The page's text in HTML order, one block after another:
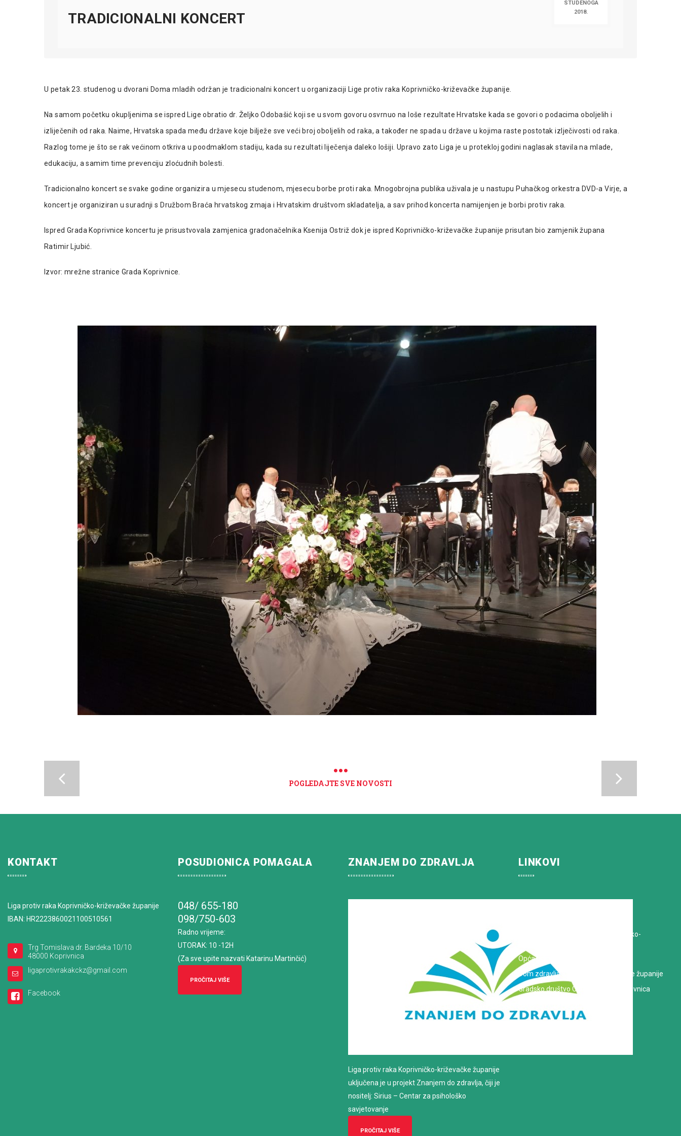
STUDENOGA
2018.
TRADICIONALNI KONCERT
U petak 23. studenog u dvorani Doma mladih održan je tradicionalni koncert u organizaciji Lige protiv raka Koprivničko-križevačke županije.
Na samom početku okupljenima se ispred Lige obratio dr. Željko Odobašić koji se u svom govoru osvrnuo na loše rezultate Hrvatske kada se govori o podacima oboljelih i
izliječenih od raka. Naime, Hrvatska spada među države koje bilježe sve veći broj oboljelih od raka, a također ne spada u države u kojima raste postotak izlječivosti od raka.
Razlog tome je što se rak većinom otkriva u poodmaklom stadiju, kada su rezultati liječenja daleko lošiji. Upravo zato Liga je u protekloj godini naglasak stavila na mlade,
edukaciju, a samim time prevenciju zloćudnih bolesti.
Tradicionalno koncert se svake godine organizira u mjesecu studenom, mjesecu borbe proti raka. Mnogobrojna publika uživala je u nastupu Puhačkog orkestra DVD-a Virje, a
koncert je organiziran u suradnji s Družbom Braća hrvatskog zmaja i Hrvatskim društvom skladatelja, a sav prihod koncerta namijenjen je borbi protiv raka.
Ispred Grada Koprivnice koncertu je prisustvovala zamjenica gradonačelnika Ksenija Ostriž dok je ispred Koprivničko-križevačke županije prisutan bio zamjenik župana
Ratimir Ljubić.
Izvor: mrežne stranice Grada Koprivnice.
POGLEDAJTE SVE NOVOSTI
KONTAKT
Liga protiv raka Koprivničko-križevačke županije
IBAN: HR2223860021100510561
Trg Tomislava dr. Bardeka 10/10
48000 Koprivnica
ligaprotivrakakckz@gmail.com
Facebook
POSUDIONICA POMAGALA
048/ 655-180
098/750-603
Radno vrijeme:
UTORAK: 10 -12H
(Za sve upite nazvati Katarinu Martinčić)
PROČITAJ VIŠE
ZNANJEM DO ZDRAVLJA
Liga protiv raka Koprivničko-križevačke županije
uključena je u projekt Znanjem do zdravlja, čiji je
nositelj: Sirius – Centar za psihološko
savjetovanje
PROČITAJ VIŠE
LINKOVI
Zavod za javno zdravstvo Koprivničko-
Opća bolnica dr. Tomislav Bardek
Dom zdravlja Koprivničko-križevačke županije
Gradsko društvo Crvenog križa Koprivnica